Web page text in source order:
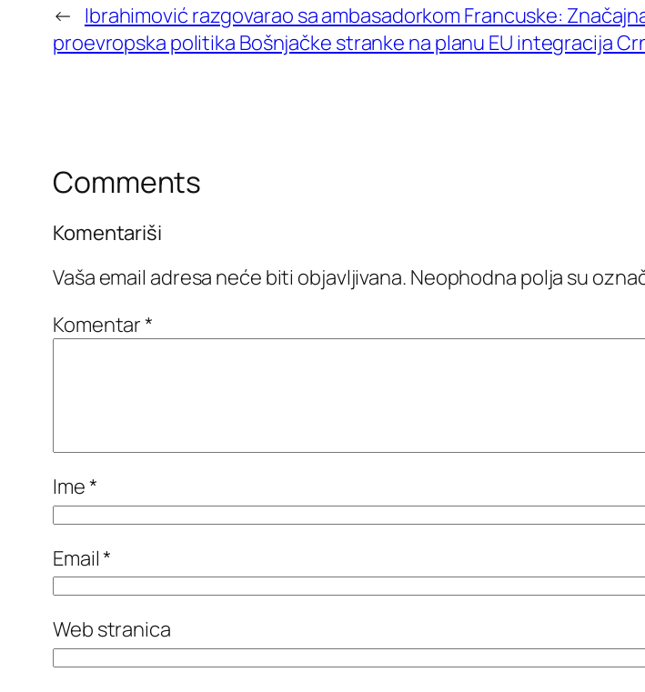
← Ibrahimović razgovarao sa ambasadorkom Francuske:
proevropska politika Bošnjačke stranke na planu EU integracija
Comments
Komentariši
Vaša email adresa neće biti objavljivana. Neophodna polja su
Komentar*
Ime*
Email*
Web stranica